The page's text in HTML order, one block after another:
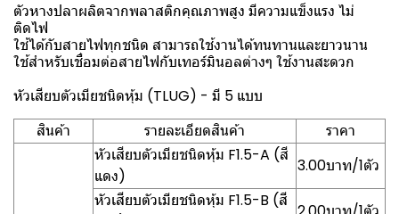
ตัวหางปลาผลิตจากพลาสติกคุณภาพสูง มีความแข็งแรง ไม่
ติดไฟ
ใช้ได้กับสายไฟทุกชนิด สามารถใช้งานได้ทนทานและยาวนาน
ใช้สำหรับเชื่อมต่อสายไฟกับเทอร์มินอลต่างๆ ใช้งานสะดวก
หัวเสียบตัวเมียชนิดหุ้ม (TLUG) - มี 5 แบบ
สินค้า
รายละเอียดสินค้า
ราคา
หัวเสียบตัวเมียชนิดหุ้ม F1.5-A (สี
แดง)
3.00บาท/1ตัว
หัวเสียบตัวเมียชนิดหุ้ม F1.5-B (สี